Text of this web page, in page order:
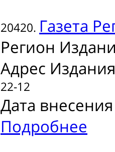
20420. Газета
Регион
Адрес
22-12
Дата
Подробнее